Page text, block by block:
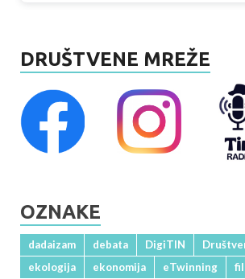
DRUŠTVENE MREŽE
OZNAKE
dadaizam debata DigiTIN
ekologija
ekonomija eTwinning